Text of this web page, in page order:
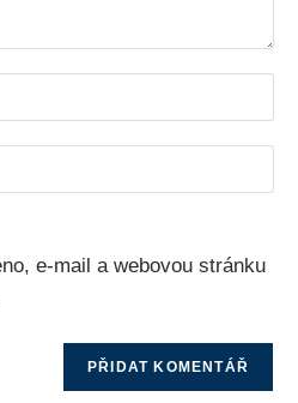
e-mail a webovou stránku